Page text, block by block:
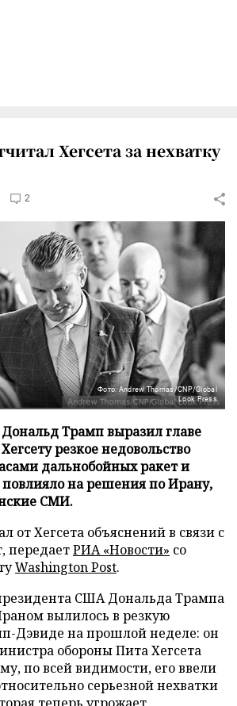
Хегсета за нехватку
2
Фото: Andrew Thomas/CNP/Global
Look Press
Трамп выразил главе
резкое недовольство
дальнобойных ракет и
на решения по Ирану,
СМИ.
от Хегсета объяснений в связи с
передаетРИА «Новости» со
Washington Post.
США Дональда Трампа
вылилось в резкую
Дэвиде на прошлой неделе: он
обороны Пита Хегсета
по всей видимости, его ввели
серьезной нехватки